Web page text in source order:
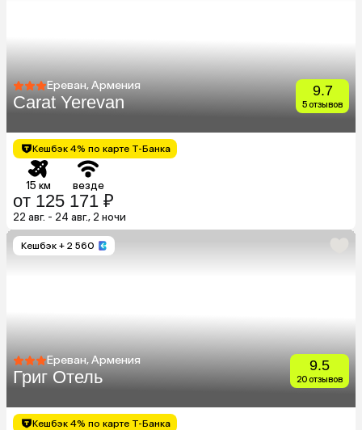
Ереван, Армения
Carat Yerevan
9.7
5 отзывов
Кешбэк 4% по карте Т-Банка
15 км везде
от 125 171 ₽
22 авг. - 24 авг., 2 ночи
Кешбэк + 2 560
Ереван, Армения
Григ Отель
9.5
20 отзывов
Кешбэк 4% по карте Т-Банка